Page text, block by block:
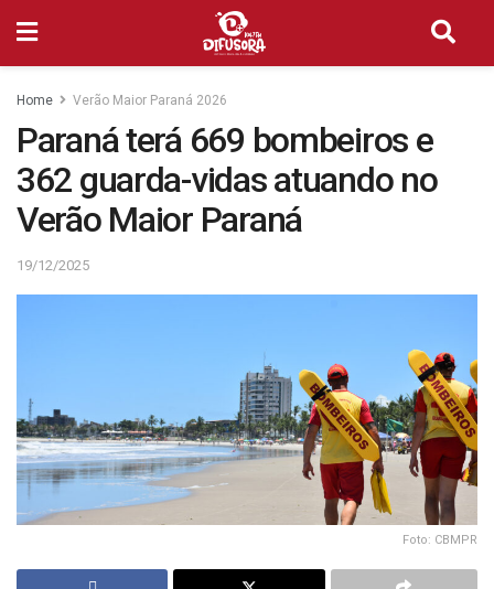
Home Verão Maior Paraná 2026
Paraná terá 669 bombeiros e
362 guarda-vidas atuando no
Verão Maior Paraná
19/12/2025
Foto: CBMPR